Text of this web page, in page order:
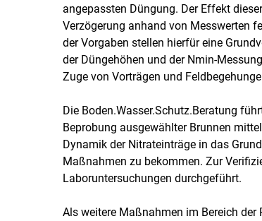
angepassten Düngung. Der Effekt
Verzögerung anhand von Messwerten
der Vorgaben stellen hierfür eine
der Düngehöhen und der Nmin-
Zuge von Vorträgen und
Die Boden.Wasser.Schutz.Beratung
Beprobung ausgewählter Brunnen
Dynamik der Nitrateinträge in das
Maßnahmen zu bekommen. Zur
Laboruntersuchungen durchgeführt.
Als weitere Maßnahmen im Bereich